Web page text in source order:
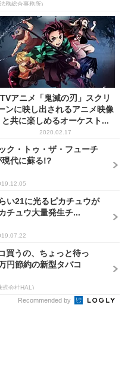
務総合事務所)
TVアニメ「鬼滅の刃」スクリ
ンに映し出されるアニメ映像
と共に楽しめるオーケスト...
2020.02.17
ク・トゥ・ザ・フューチ
現代に蘇る!?
い21に光るピカチュウが
チュウ大量発生チ...
買うの、ちょっと待っ
円節約の新型タバコ
式会社HAL)
Recommended by